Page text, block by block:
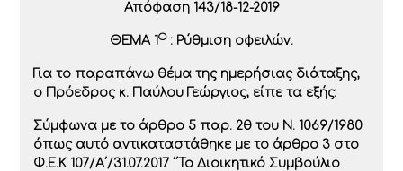
Απόφαση 143/18-12-2019
ΘΕΜΑ 1Ο : Ρύθμιση οφειλών.
Για το παραπάνω θέμα της ημερήσιας διάταξης,
ο Πρόεδρος κ. Παύλου Γεώργιος, είπε τα εξής:
Σύμφωνα με το άρθρο 5 παρ. 2θ του Ν. 1069/1980
όπως αυτό αντικαταστάθηκε με το άρθρο 3 στο
Φ.Ε.Κ 107/Α΄/31.07.2017 ΄΄Το Διοικητικό Συμβούλιο